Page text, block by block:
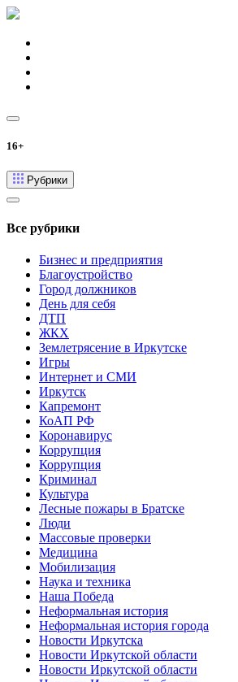
16+
Рубрики
Все рубрики
Бизнес и предприятия
Благоустройство
Город должников
День для себя
ДТП
ЖКХ
Землетрясение в Иркутске
Игры
Интернет и СМИ
Иркутск
Капремонт
КоАП РФ
Коронавирус
Коррупция
Коррупция
Криминал
Культура
Лесные пожары в Братске
Люди
Массовые проверки
Медицина
Мобилизация
Наука и техника
Наша Победа
Неформальная история
Неформальная история города
Новости Иркутска
Новости Иркутской области
Новости Иркутской области